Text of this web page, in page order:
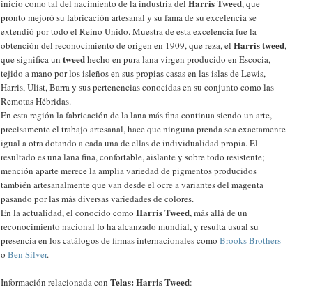
inicio como tal del nacimiento de la industria del Harris Tweed, que
pronto mejoró su fabricación artesanal y su fama de su excelencia se
extendió por todo el Reino Unido. Muestra de esta excelencia fue la
obtención del reconocimiento de origen en 1909, que reza, el Harris tweed,
que significa un tweedhecho en pura lana virgen producido en Escocia,
tejido a mano por los isleños en sus propias casas en las islas de Lewis,
Harris, Ulist, Barra y sus pertenencias conocidas en su conjunto como las
Remotas Hébridas.
En esta región la fabricación de la lana más fina continua siendo un arte,
precisamente el trabajo artesanal, hace que ninguna prenda sea exactamente
igual a otra dotando a cada una de ellas de individualidad propia. El
resultado es una lana fina, confortable, aislante y sobre todo resistente;
mención aparte merece la amplia variedad de pigmentos producidos
también artesanalmente que van desde el ocre a variantes del magenta
pasando por las más diversas variedades de colores.
En la actualidad, el conocido como Harris Tweed, más allá de un
reconocimiento nacional lo ha alcanzado mundial, y resulta usual su
presencia en los catálogos de firmas internacionales como Brooks Brothers
o Ben Silver.
Información relacionada con Telas: Harris Tweed: